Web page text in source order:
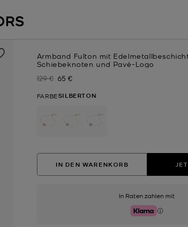
Armband Fulton mit
Schiebeknoten und Pavé-Logo
Zuvor
129 € Jetzt
65 €
FARBESILBERTON
IN DEN WARENKORB
In Raten zahlen mit
Klarna